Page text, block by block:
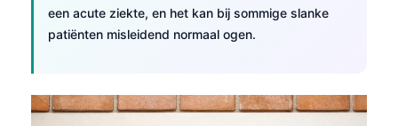
een acute ziekte, en het kan bij sommige slanke
patiënten misleidend normaal ogen.